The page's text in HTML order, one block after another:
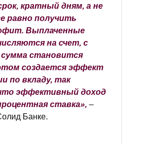
кратный дням, а не
равно получить
Выплаченные
на счет, с
становится
создается эффект
по вкладу, так
эффективный доход
ставка», –
Банке.